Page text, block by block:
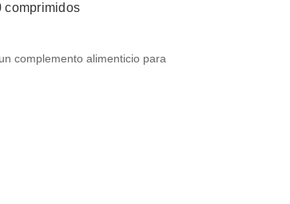
comprimidos
complemento alimenticio para